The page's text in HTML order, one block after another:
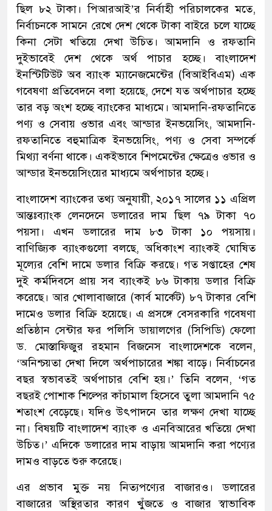
ছিল ৮২ টাকা। পিআরআই’র নির্বাহী পরিচালকের মতে,
নির্বাচনকে সামনে রেখে দেশ থেকে টাকা বাইরে চলে যাচ্ছে
কিনা সেটা খতিয়ে দেখা উচিত। আমদানি ও রফতানি
দুইভাবেই দেশ থেকে অর্থ পাচার হচ্ছে। বাংলাদেশ
ইনস্টিটিউট অব ব্যাংক ম্যানেজমেন্টের (বিআইবিএম) এক
গবেষণা প্রতিবেদনে বলা হয়েছে, দেশে যত অর্থপাচার হচ্ছে
তার বড় অংশ হচ্ছে ব্যাংকের মাধ্যমে। আমদানি-রফতানিতে
পণ্য ও সেবায় ওভার এবং আন্ডার ইনভয়েসিং, আমদানি-
রফতানিতে বহুমাত্রিক ইনভয়েসিং, পণ্য ও সেবা সম্পর্কে
মিথ্যা বর্ণনা থাকে। একইভাবে শিপমেন্টের ক্ষেত্রেও ওভার ও
আন্ডার ইনভয়েসিংয়ের মাধ্যমে অর্থপাচার হচ্ছে।
বাংলাদেশ ব্যাংকের তথ্য অনুযায়ী, ২০১৭ সালের ১১ এপ্রিল
আন্তঃব্যাংক লেনদেনে ডলারের দাম ছিল ৭৯ টাকা ৭০
পয়সা। এখন ডলারের দাম ৮৩ টাকা ১০ পয়সায়।
বাণিজ্যিক ব্যাংকগুলো বলছে, অধিকাংশ ব্যাংকই ঘোষিত
মূল্যের বেশি দামে ডলার বিক্রি করছে। গত সপ্তাহের শেষ
দুই কর্মদিবসে প্রায় সব ব্যাংকই ৮৬ টাকায় ডলার বিক্রি
করেছে। আর খোলাবাজারে (কার্ব মার্কেট) ৮৭ টাকার বেশি
দামেও ডলার বিক্রি হয়েছে। এ প্রসঙ্গে বেসরকারি গবেষণা
প্রতিষ্ঠান সেন্টার ফর পলিসি ডায়ালগের (সিপিডি) ফেলো
ড. মোস্তাফিজুর রহমান বিজনেস বাংলাদেশকে বলেন,
‘অনিশ্চয়তা দেখা দিলে অর্থপাচারের শঙ্কা বাড়ে। নির্বাচনের
বছর স্বভাবতই অর্থপাচার বেশি হয়।’ তিনি বলেন, ‘গত
বছরই পোশাক শিল্পের কাঁচামাল হিসেবে তুলা আমদানি ৭৫
শতাংশ বেড়েছে। যদিও উৎপাদনে তার লক্ষণ দেখা যাচ্ছে
না। বিষয়টি বাংলাদেশ ব্যাংক ও এনবিআরের খতিয়ে দেখা
উচিত।’ এদিকে ডলারের দাম বাড়ায় আমদানি করা পণ্যের
দামও বাড়তে শুরু করেছে।
এর প্রভাব মুক্ত নয় নিত্যপণ্যের বাজারও। ডলারের
বাজারের অস্থিরতার কারণ খুঁজতে ও বাজার স্বাভাবিক